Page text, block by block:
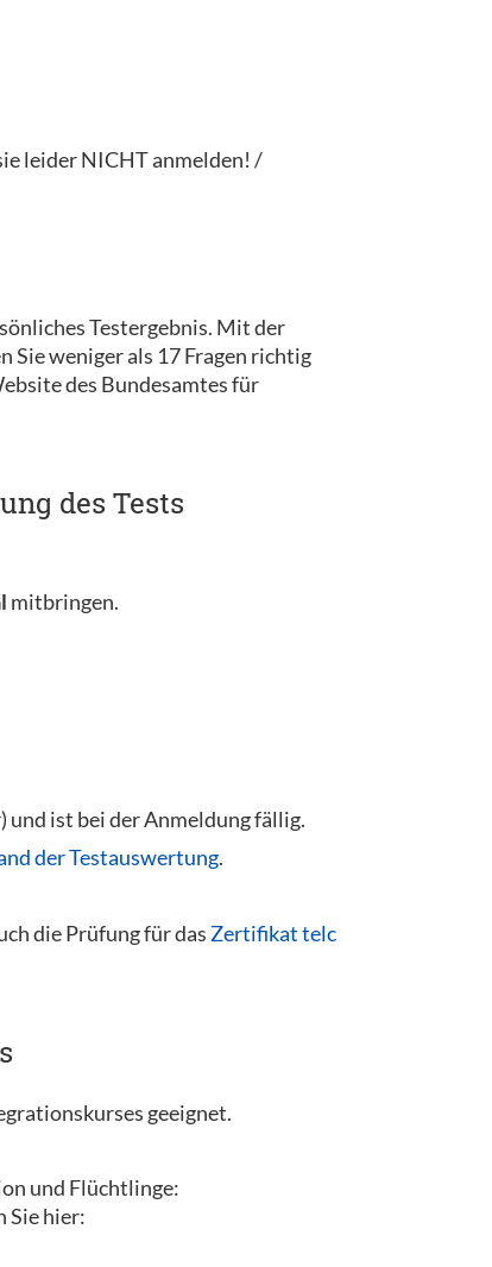
leider NICHT anmelden! /
Testergebnis. Mit der
Sie weniger als 17 Fragen richtig
des Bundesamtes für
des Tests
mitbringen.
ist bei der Anmeldung fällig.
der Testauswertung.
die Prüfung für das Zertifikat telc
geeignet.
und Flüchtlinge:
Sie hier: